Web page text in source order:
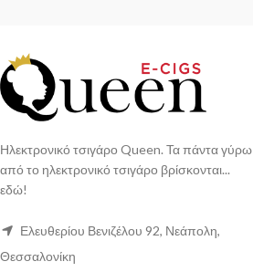
Ηλεκτρονικό τσιγάρο Queen. Τα πάντα γύρω
από το ηλεκτρονικό τσιγάρο βρίσκονται...
εδώ!
Ελευθερίου Βενιζέλου 92, Νεάπολη,
Θεσσαλονίκη